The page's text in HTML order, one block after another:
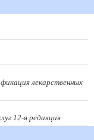
лекарственных
12-я редакция